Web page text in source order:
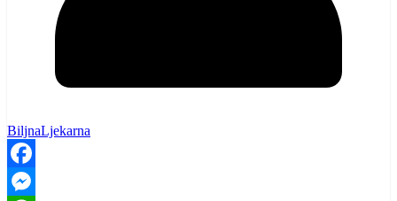
BiljnaLjekarna
Facebook